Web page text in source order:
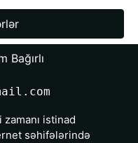
Bağırlı
zamanı istinad
səhifələrində